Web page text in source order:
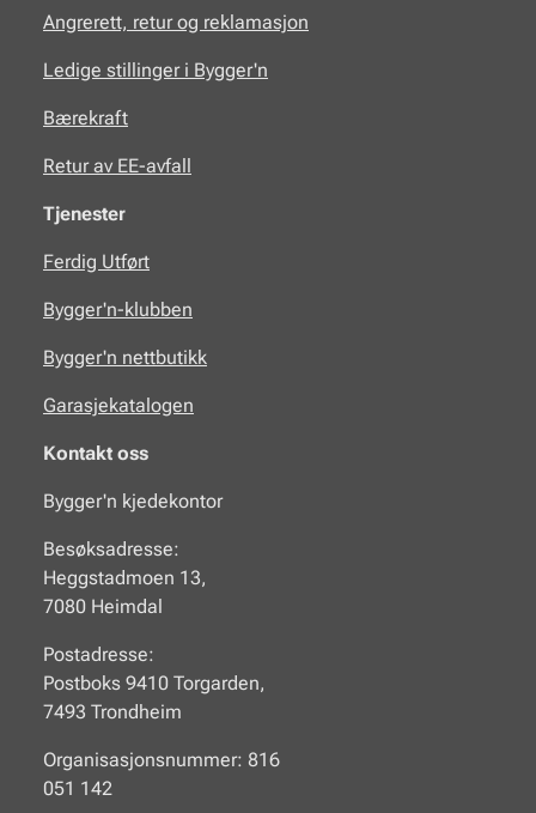
Angrerett, retur og reklamasjon
Ledige stillinger i Bygger'n
Bærekraft
Retur av EE-avfall
Tjenester
Ferdig Utført
Bygger'n-klubben
Bygger'n nettbutikk
Garasjekatalogen
Kontakt oss
Bygger'n kjedekontor
Besøksadresse:
Heggstadmoen 13,
7080 Heimdal
Postadresse:
Postboks 9410 Torgarden,
7493 Trondheim
Organisasjonsnummer: 816
051 142